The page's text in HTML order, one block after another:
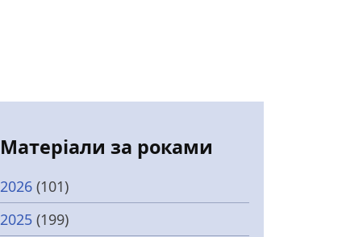
Матеріали за роками
2026 (101)
2025 (199)